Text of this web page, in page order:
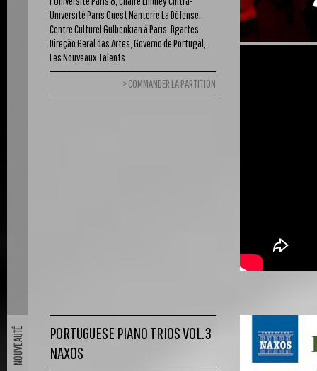
Université Paris Ouest Nanterre La Défense,
Centre Culturel Gulbenkian à Paris, Dgartes -
Direção Geral das Artes, Governo de Portugal,
Les Nouveaux Talents.
COMMANDER LA PARTITION
PORTUGUESE PIANO TRIOS VOL.3
NAXOS